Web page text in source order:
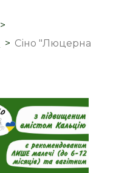
Сіно "Люцерна